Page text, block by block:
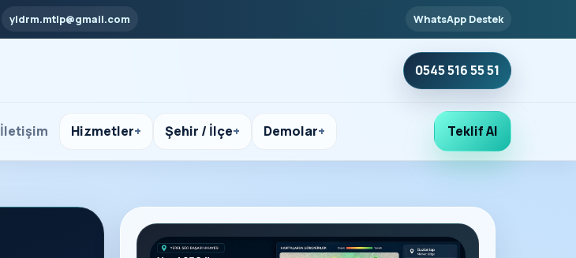
yldrm.mtlp@gmail.com WhatsApp Destek
0545 516 55 51
İletişim Hizmetler Şehir / İlçe Demolar Teklif Al